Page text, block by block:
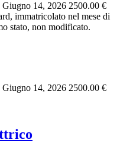
Giugno 14, 2026 2500.00 €
immatricolato nel mese di
stato, non modificato.
Giugno 14, 2026 2500.00 €